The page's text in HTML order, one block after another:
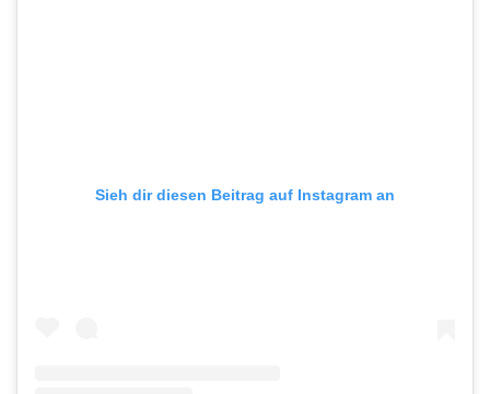
Sieh dir diesen Beitrag auf Instagram an